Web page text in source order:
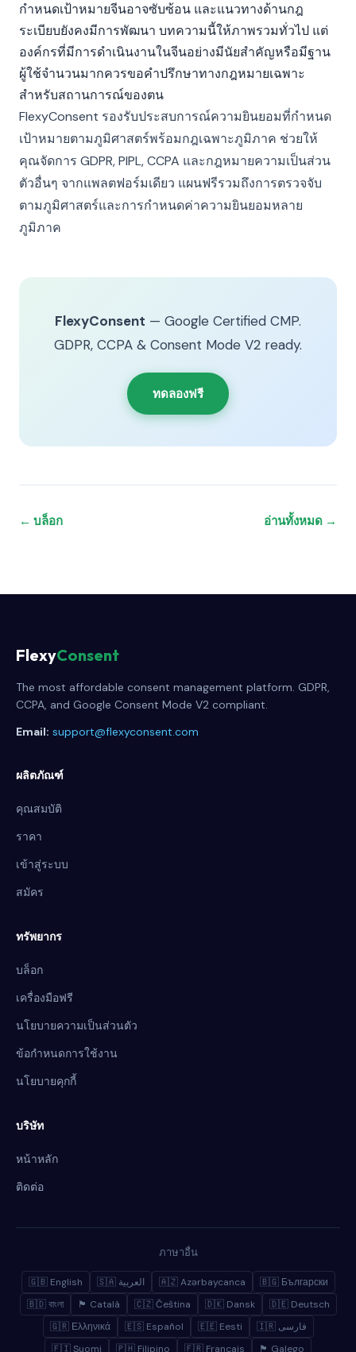
กำหนดเป้าหมายจีนอาจซับซ้อน และแนวทางด้านกฎ
ระเบียบยังคงมีการพัฒนา บทความนี้ให้ภาพรวมทั่วไป แต่
องค์กรที่มีการดำเนินงานในจีนอย่างมีนัยสำคัญหรือมีฐาน
ผู้ใช้จำนวนมากควรขอคำปรึกษาทางกฎหมายเฉพาะ
สำหรับสถานการณ์ของตน
FlexyConsent รองรับประสบการณ์ความยินยอมที่กำหนด
เป้าหมายตามภูมิศาสตร์พร้อมกฎเฉพาะภูมิภาค ช่วยให้
คุณจัดการ GDPR, PIPL, CCPA และกฎหมายความเป็นส่วน
ตัวอื่นๆ จากแพลตฟอร์มเดียว แผนฟรีรวมถึงการตรวจจับ
ตามภูมิศาสตร์และการกำหนดค่าความยินยอมหลาย
ภูมิภาค
FlexyConsent — Google Certified CMP.
GDPR, CCPA & Consent Mode V2 ready.
ทดลองฟรี
← บล็อก อ่านทั้งหมด →
FlexyConsent
The most affordable consent management platform. GDPR,
CCPA, and Google Consent Mode V2 compliant.
Email: support@flexyconsent.com
ผลิตภัณฑ์
คุณสมบัติ
ราคา
เข้าสู่ระบบ
สมัคร
ทรัพยากร
บล็อก
เครื่องมือฟรี
นโยบายความเป็นส่วนตัว
ข้อกำหนดการใช้งาน
นโยบายคุกกี้
บริษัท
หน้าหลัก
ติดต่อ
ภาษาอื่น
🇬🇧 English 🇸🇦 العربية 🇦🇿 Azərbaycanca
🇧🇬 Български
🇧🇩 বাংলা
🏴 Català 🇨🇿 Čeština 🇩🇰 Dansk
🇩🇪 Deutsch
🇬🇷 Ελληνικά
🇪🇸 Español 🇪🇪 Eesti
🇮🇷 فارسی
🇫🇮 Suomi
🇵🇭 Filipino 🇫🇷 Français 🏴 Galego